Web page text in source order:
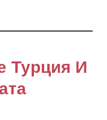
Турция И